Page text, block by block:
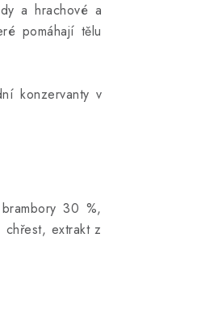
a hrachové a
pomáhají tělu
konzervanty v
30 %,
chřest, extrakt z